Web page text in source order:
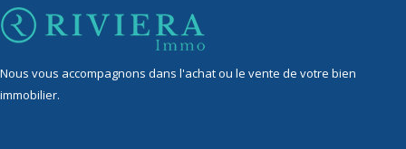
Nous vous accompagnons dans l'achat ou le vente de votre bien
immobilier.